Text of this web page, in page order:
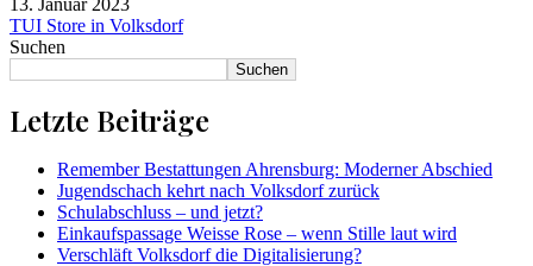
13. Januar 2023
TUI Store in Volksdorf
Suchen
Suchen
Letzte Beiträge
Remember Bestattungen Ahrensburg: Moderner Abschied
Jugendschach kehrt nach Volksdorf zurück
Schulabschluss – und jetzt?
Einkaufspassage Weisse Rose – wenn Stille laut wird
Verschläft Volksdorf die Digitalisierung?